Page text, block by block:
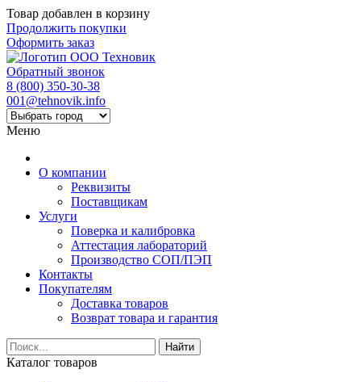
Товар добавлен в корзину
Продолжить покупки
Оформить заказ
Обратный звонок
8 (800) 350-30-38
001@tehnovik.info
Меню
О компании
Реквизиты
Поставщикам
Услуги
Поверка и калибровка
Аттестация лабораторий
Производство СОП/ПЭП
Контакты
Покупателям
Доставка товаров
Возврат товара и гарантия
Найти
Каталог товаров